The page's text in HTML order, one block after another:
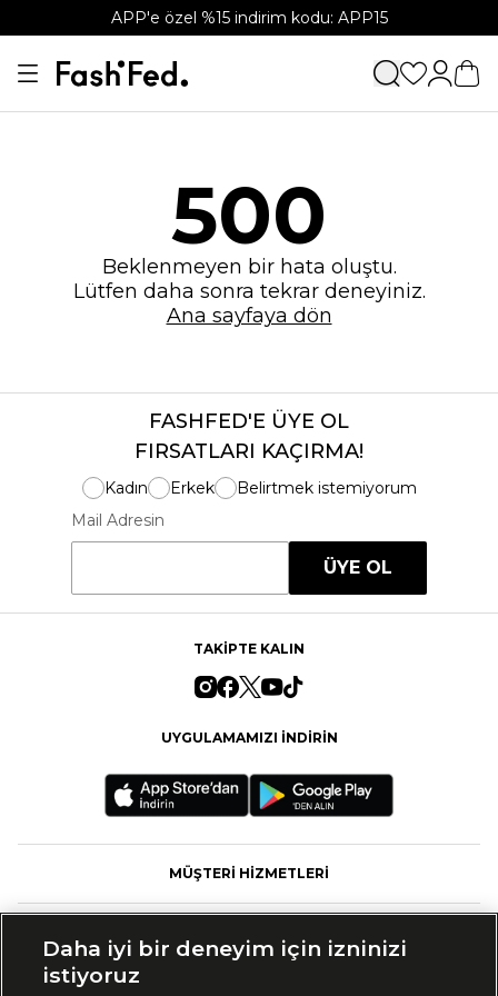
APP'e özel %15 indirim kodu: APP15
500
Beklenmeyen bir hata oluştu.
Lütfen daha sonra tekrar deneyiniz.
Ana sayfaya dön
FASHFED'E ÜYE OL
FIRSATLARI KAÇIRMA!
Kadın Erkek
Belirtmek istemiyorum
Mail Adresin
ÜYE OL
TAKİPTE KALIN
UYGULAMAMIZI İNDİRİN
MÜŞTERİ HİZMETLERİ
Daha iyi bir deneyim için izninizi
istiyoruz